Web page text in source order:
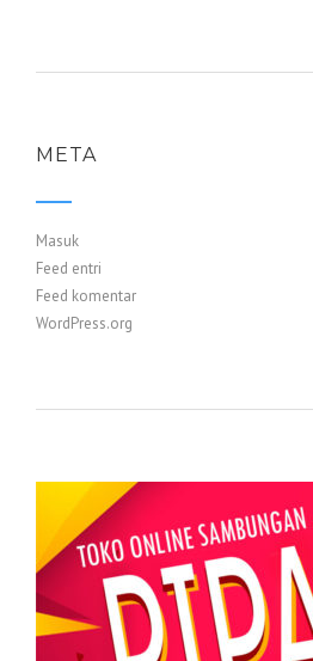
META
Masuk
Feed entri
Feed komentar
WordPress.org